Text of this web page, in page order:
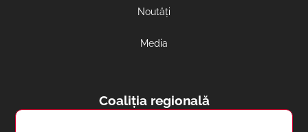
Noutăți
Media
Coaliția regională